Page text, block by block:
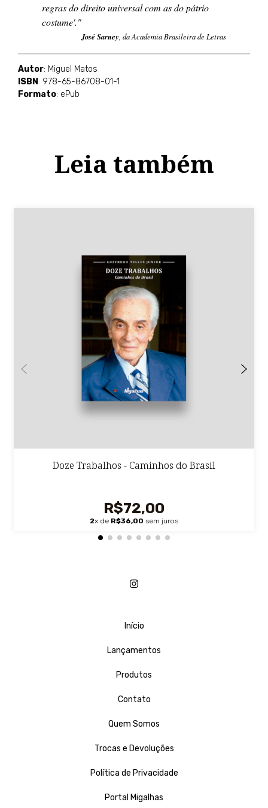
regras do direito universal com as do pátrio
costume'."
José Sarney , da Academia Brasileira de Letras
Autor: Miguel Matos
ISBN : 978-65-86708-01-1
Formato: ePub
Leia também
Doze Trabalhos - Caminhos do Brasil
R$72,00
2x de R$36,00 sem juros
Início
Lançamentos
Produtos
Contato
Quem Somos
Trocas e Devoluções
Política de Privacidade
Portal Migalhas